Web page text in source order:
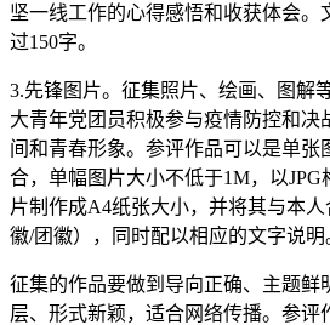
坚一线工作的心得感悟和收获体会。
过150字。
3.先锋图片。征集照片、绘画、图解
大青年党团员积极参与疫情防控和决
间和青春形象。参评作品可以是单张
合，单幅图片大小不低于1M，以JPG
片制作成A4纸张大小，并将其与本
徽/团徽），同时配以相应的文字说明
征集的作品要做到导向正确、主题鲜
层、形式新颖，适合网络传播。参评